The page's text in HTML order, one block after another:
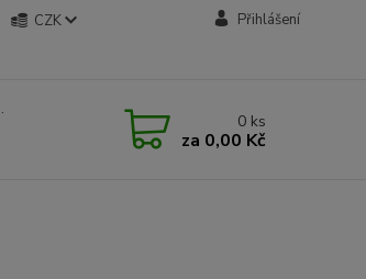
CZK Přihlášení
0 ks
za 0,00 Kč